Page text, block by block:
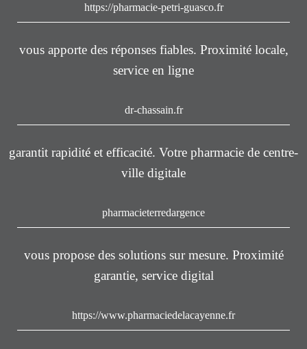
https://pharmacie-petri-guasco.fr
vous apporte des réponses fiables. Proximité locale,
service en ligne
dr-chassain.fr
garantit rapidité et efficacité. Votre pharmacie de centre-
ville digitale
pharmacieterredargence
vous propose des solutions sur mesure. Proximité
garantie, service digital
https://www.pharmaciedelacayenne.fr